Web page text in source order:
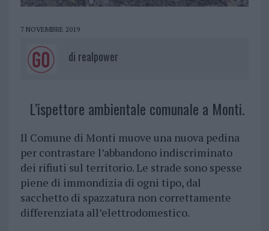
7 NOVEMBRE 2019
di realpower
L’ispettore ambientale comunale a Monti.
Il Comune di Monti muove una nuova pedina
per contrastare l’abbandono indiscriminato
dei rifiuti sul territorio. Le strade sono spesse
piene di immondizia di ogni tipo, dal
sacchetto di spazzatura non correttamente
differenziata all’elettrodomestico.